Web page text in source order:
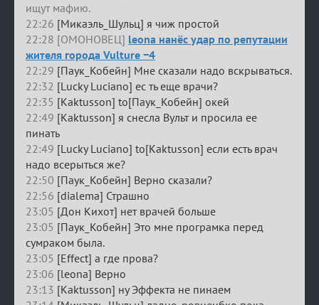
ищут мафию.
22:26 [Микаэль_Шульц] я чиж простой
22:28 [ОМОНОВЕЦ] leona нанёс удар по репутации
жителя города Vulture −4
22:29 [Паук_Кобейн] Мне сказали надо вскрываться.
22:32 [Lucky Luciano] ес ть еще врачи?
22:35 [Kaktusson] to[Паук_Кобейн] окей
22:49 [Kaktusson] я снесла Вульт и просила ее
пинать
22:49 [Lucky Luciano] to[Kaktusson] если есть врач
надо всерыться же?
22:50 [Паук_Кобейн] Верно сказали?
22:56 [dialema] Страшно
23:05 [Дон Кихот] нет врачей больше
23:05 [Паук_Кобейн] Это мне програмка перед
сумраком была.
23:05 [Effect] а где прова?
23:06 [leona] Верно
23:13 [Kaktusson] ну Эффекта не пинаем